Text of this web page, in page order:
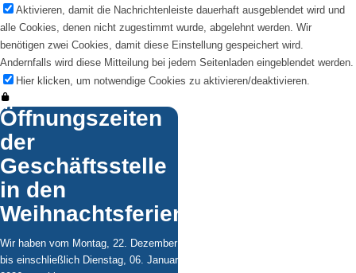
Aktivieren, damit die Nachrichtenleiste dauerhaft ausgeblendet wird und
alle Cookies, denen nicht zugestimmt wurde, abgelehnt werden. Wir
benötigen zwei Cookies, damit diese Einstellung gespeichert wird.
Andernfalls wird diese Mitteilung bei jedem Seitenladen eingeblendet werden.
Hier klicken, um notwendige Cookies zu aktivieren/deaktivieren.
Öffnungszeiten
der
Geschäftsstelle
in den
Weihnachtsferien
Wir haben vom Montag, 22. Dezember
bis einschließlich Dienstag, 06. Januar